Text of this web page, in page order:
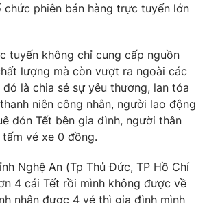
English
Truyền hình Việt Nam
phiên bán hàng trực tuyến lớn
tuyến không chỉ cung cấp nguồn
lượng mà còn vượt ra ngoài các
là chia sẻ sự yêu thương, lan tỏa
niên công nhân, người lao động
đón Tết bên gia đình, người thân
vé xe 0 đồng.
Nghệ An (Tp Thủ Đức, TP Hồ Chí
4 cái Tết rồi mình không được về
nhận được 4 vé thì gia đình mình